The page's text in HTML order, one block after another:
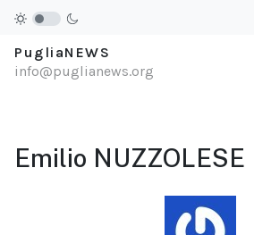
PugliaNEWS
info@puglianews.org
Emilio NUZZOLESE